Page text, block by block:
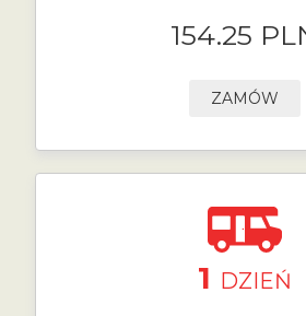
154.25
ZAMÓW
1 DZIEŃ